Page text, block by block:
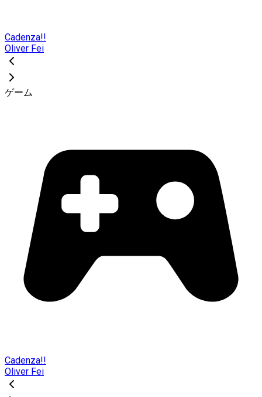
Cadenza!!
Oliver Fei
ゲーム
Cadenza!!
Oliver Fei